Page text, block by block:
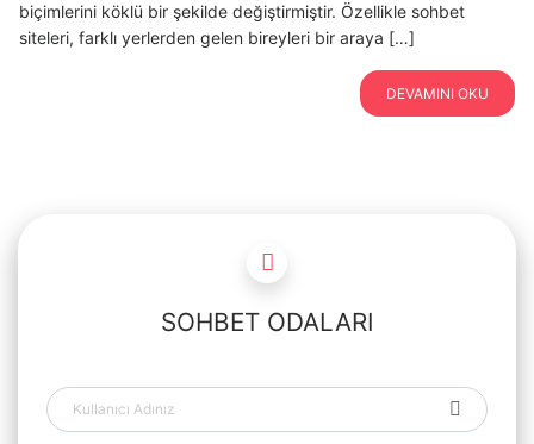
biçimlerini köklü bir şekilde değiştirmiştir. Özellikle sohbet
siteleri, farklı yerlerden gelen bireyleri bir araya […]
DEVAMINI OKU
SOHBET ODALARI